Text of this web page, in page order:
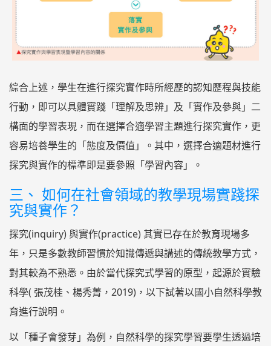
綜合上述，學生在進行探究實作時所經歷的認知歷程與技能
行動，即可以具體實踐「理解及思辨」及「實作及參與」二
構面的學習表現，而在選擇合適學習主題進行探究實作，更
容易培養學生的「態度及價值」。其中，選擇合適題材進行
探究與實作的標準即是要參照「學習內容」。
三、 如何在社會領域的教學現場實踐探
究與實作？
探究(inquiry) 與實作(practice) 其實已存在於教育現場多
年，只是多數教師習慣於知識傳遞與講述的傳統教學方式，
對其較為不熟悉。由於當代探究式學習的原型，起源於實驗
科學( 張茂桂、楊秀菁，2019)，以下試著以國小自然科學教
育進行說明。
以「種子會發芽」為例，自然科學的探究學習要學生透過培